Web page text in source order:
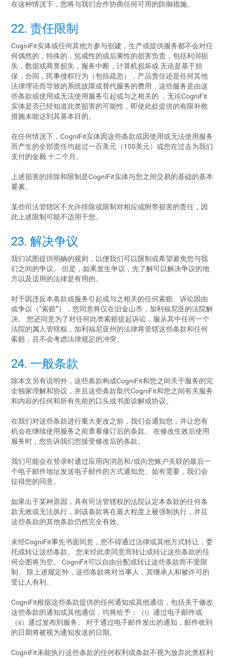
在这种情况下，您将与我们合作协商任何可用的防御措施。
22. 责任限制
CogniFit实体或任何其他方参与创建，生产或提供服务都不会对任
何偶然的，特殊的，惩戒性的或后果性的损害负责，包括利润损
失，数据或商誉损失，服务中断，计算机损坏或 无论是基于担
保，合同，民事侵权行为（包括疏忽），产品责任还是任何其他
法律理论而导致的系统故障或替代服务的费用，这些服务是由这
些条款或使用或无法使用服务引起或与之相关的 ，无论CogniFit
实体是否已经知道此类损害的可能性，即使此处提供的有限补救
措施未能达到其基本目的。
在任何情况下，CogniFit实体因这些条款或因使用或无法使用服务
而产生的全部责任均超过一百美元（100美元）或您在过去为我们
支付的金额 十二个月。
上述损害的排除和限制是CogniFit实体与您之间交易的基础的基本
要素。
某些司法管辖区不允许排除或限制对相应或附带损害的责任，因
此上述限制可能不适用于您。
23. 解决争议
我们试图提供明确的规则，以便我们可以限制或希望避免您与我
们之间的争议。 但是，如果发生争议，先了解可以解决争议的地
方以及适用的法律是有用的。
对于因违反本条款或服务引起或与之相关的任何索赔、诉讼因由
或争议（“索赔”），您同意将仅在旧金山市，加利福尼亚的法院解
决。 您还同意为了对任何此类索赔提起诉讼，服从其中任何一个
法院的属人管辖权，加利福尼亚州的法律将管辖这些条款和任何
索赔，且不会考虑法律规定的冲突。
24. 一般条款
除本文另有说明外，这些条款构成CogniFit和您之间关于服务的完
全独家理解和协议，并且这些条款取代CogniFit和您之间有关服务
和内容的任何和所有先前的口头或书面谅解或协议。
在我们对这些条款进行重大更改之前，我们会通知您，并让您有
机会在继续使用服务之前查看修订后的条款。 在修改生效后使用
服务时，您告诉我们您接受修改后的条款。
我们可能会在登录时通过应用内消息和/或向您账户关联的最后一
个电子邮件地址发送电子邮件的方式通知您。如有需要，我们会
征得您的同意。
如果出于某种原因，具有司法管辖权的法院认定本条款的任何条
款无效或无法执行，则该条款将在最大程度上被强制执行，并且
这些条款的其他条款仍然完全有效。
未经CogniFit事先书面同意，您不得通过法律或其他方式转让，委
托或转让这些条款。 您未经此类同意而转让或转让这些条款的任
何企图将为空。 CogniFit可以自由分配或转让这些条款而不受限
制。 除上述规定外，这些条款将对当事人，其继承人和被许可的
受让人有利。
CogniFit根据这些条款提供的任何通知或其他通信，包括关于修改
这些条款的通知或其他通信，均将给予：（i）通过电子邮件或
（ii）通过发布到服务。 对于通过电子邮件发出的通知，邮件收到
的日期将被视为通知发送的日期。
CogniFit未能执行这些条款的任何权利或条款不视为放弃此类权利